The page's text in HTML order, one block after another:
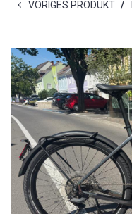
VORIGES PRODUKT /